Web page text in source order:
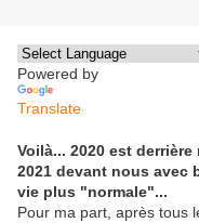
Powered by
Translate
Voilà... 2020 est
2021 devant nous avec
vie plus "normale"...
Pour ma part, après tous